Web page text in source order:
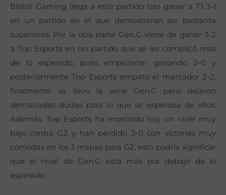
Bilibili Gaming llega a este partido tras ganar a T1 3-1
en un partido en el que demostraron ser bastante
superiores. Por la otra parte Gen.G viene de ganar 3-2
a Top Esports en un partido que se les complicó más
de lo esperado, pues empezaron ganando 2-0 y
posteriormente Top Esports empató el marcador 2-2,
finalmente se llevo la serie Gen.G pero dejaron
demasiadas dudas para lo que se esperaba de ellos.
Además, Top Esports ha mostrado hoy un nivel muy
bajo contra G2 y han perdido 3-0 con victorias muy
cómodas en los 3 mapas para G2, esto podría significar
que el nivel de Gen.G está más por debajo de lo
esperado.